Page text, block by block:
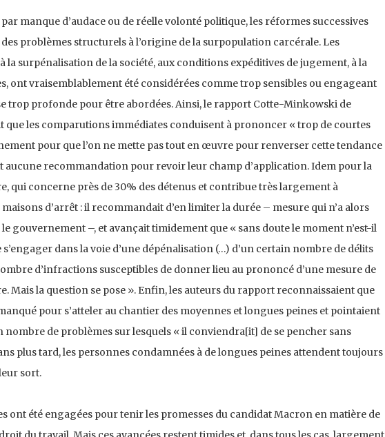
par manque d’audace ou de réelle volonté politique, les réformes successives
des problèmes structurels à l’origine de la surpopulation carcérale. Les
la surpénalisation de la société, aux conditions expéditives de jugement, à la
ont vraisemblablement été considérées comme trop sensibles ou engageant
trop profonde pour être abordées. Ainsi, le rapport Cotte-Minkowski de
que les comparutions immédiates conduisent à prononcer « trop de courtes
pour que l’on ne mette pas tout en œuvre pour renverser cette tendance
aucune recommandation pour revoir leur champ d’application. Idem pour la
qui concerne près de 30% des détenus et contribue très largement à
d’arrêt : il recommandait d’en limiter la durée – mesure qui n’a alors
gouvernement –, et avançait timidement que « sans doute le moment n’est-il
s’engager dans la voie d’une dépénalisation (…) d’un certain nombre de délits
d’infractions susceptibles de donner lieu au prononcé d’une mesure de
Mais la question se pose ». Enfin, les auteurs du rapport reconnaissaient que
pour s’atteler au chantier des moyennes et longues peines et pointaient
nombre de problèmes sur lesquels « il conviendra[it] de se pencher sans
plus tard, les personnes condamnées à de longues peines attendent toujours
sort.
ont été engagées pour tenir les promesses du candidat Macron en matière de